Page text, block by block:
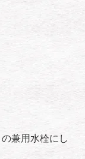
兼用水栓にし